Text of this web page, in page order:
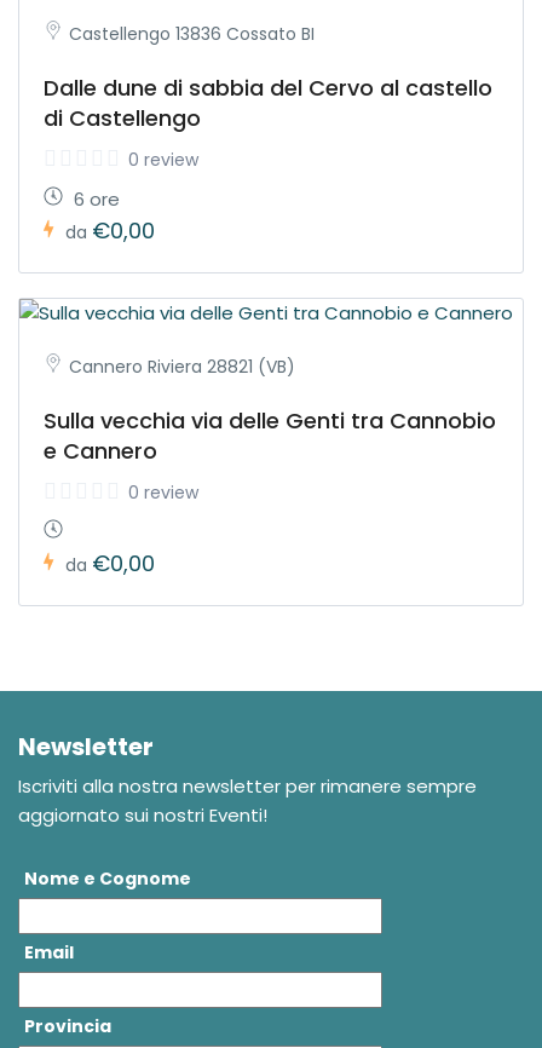
Castellengo 13836 Cossato BI
Dalle dune di sabbia del Cervo al castello
di Castellengo
0 review
6 ore
da €0,00
Cannero Riviera 28821 (VB)
Sulla vecchia via delle Genti tra Cannobio
e Cannero
0 review
da €0,00
Newsletter
Iscriviti alla nostra newsletter per rimanere sempre
aggiornato sui nostri Eventi!
Nome e Cognome
Email
Provincia